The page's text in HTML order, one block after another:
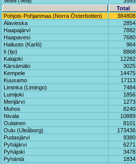
Total
Pohjois-Pohjanmaa (Norra Österbotten)
384808
Alavieska
2854
Haapajärvi
7882
Haapavesi
7680
Hailuoto (Karlö)
964
Ii (Ijo)
8868
Kalajoki
12282
Kärsämäki
3025
Kempele
14475
Kuusamo
17113
Liminka (Limingo)
7484
Lumijoki
1856
Merijärvi
1273
Muhos
8240
Nivala
10889
Oulainen
8101
Oulu (Uleåborg)
173436
Pudasjärvi
9380
Pyhäjärvi
6271
Pyhäjoki
3478
Pyhäntä
1834